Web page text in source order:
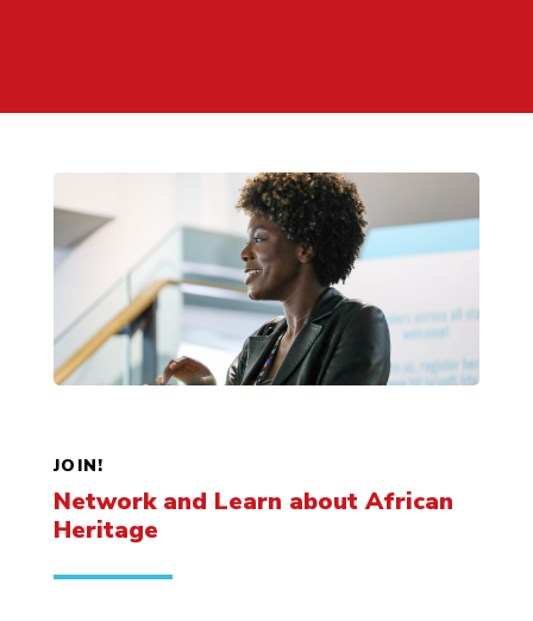
JOIN!
Network and Learn about African
Heritage